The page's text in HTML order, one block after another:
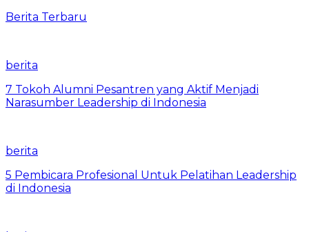
Berita Terbaru
berita
7 Tokoh Alumni Pesantren yang Aktif Menjadi
Narasumber Leadership di Indonesia
berita
5 Pembicara Profesional Untuk Pelatihan Leadership
di Indonesia